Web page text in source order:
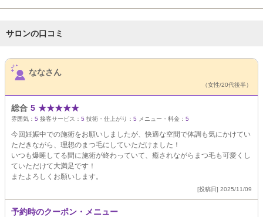
サロンの口コミ
サロンPick Up
ななさん
（女性/20代後半）
総合 5 ★★★★★
雰囲気： 5 接客サービス： 5 技術・仕上がり： 5 メニュー・料金： 5
今回妊娠中での施術をお願いしましたが、快適な空間で体調も気にかけてい
ただきながら、理想のまつ毛にしていただけました！
いつも爆睡してる間に施術が終わっていて、癒されながらまつ毛も可愛くし
ていただけて大満足です！
またよろしくお願いします。
[投稿日] 2025/11/09
予約時のクーポン・メニュー